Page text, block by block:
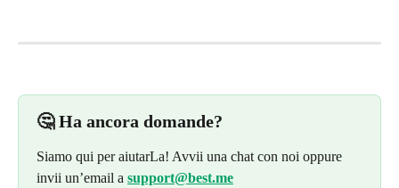
🤔 Ha ancora domande?
Siamo qui per aiutarLa! Avvii una chat con noi oppure
invii un’email a support@best.me